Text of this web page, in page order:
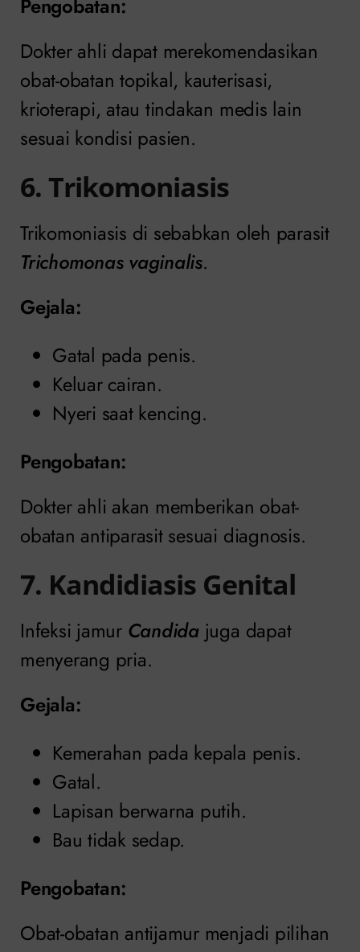
Pengobatan:
Dokter ahli dapat merekomendasikan
obat-obatan topikal, kauterisasi,
krioterapi, atau tindakan medis lain
sesuai kondisi pasien.
6. Trikomoniasis
Trikomoniasis di sebabkan oleh parasit
Trichomonas vaginalis.
Gejala:
Gatal pada penis.
Keluar cairan.
Nyeri saat kencing.
Pengobatan:
Dokter ahli akan memberikan obat-
obatan antiparasit sesuai diagnosis.
7. Kandidiasis Genital
Infeksi jamur Candidajuga dapat
menyerang pria.
Gejala:
Kemerahan pada kepala penis.
Gatal.
Lapisan berwarna putih.
Bau tidak sedap.
Pengobatan:
Obat-obatan antijamur menjadi pilihan